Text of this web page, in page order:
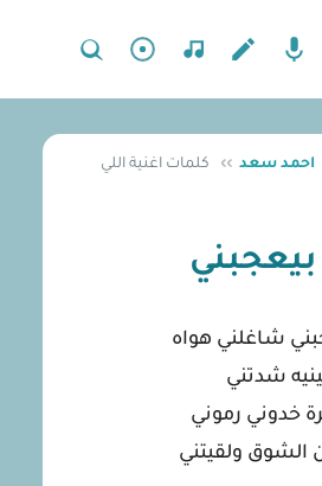
احمد سعد ››
كلمات اغنية اللي
بيعجبني
شاغلني هواه
شدتني
خدوني رموني
ولقيتني